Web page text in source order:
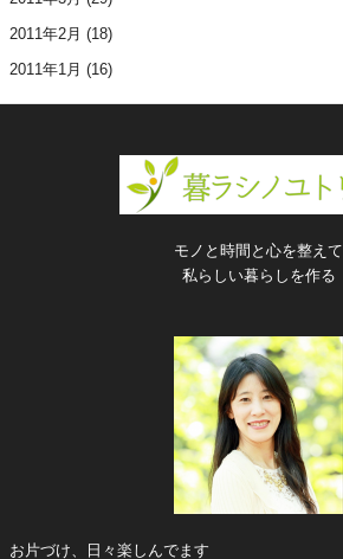
2011年2月 (18)
2011年1月 (16)
モノと時間と心を整えて
私らしい暮らしを作る
お片づけ、日々楽しんでます